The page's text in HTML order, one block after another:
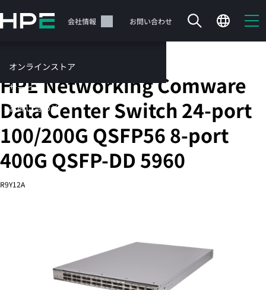
イ
テ
ツ
ッ
す
サポート 会社情報 お問い合わせ
オンラインストア
サービス
お問い合わせ
カートは空です
固定ポートL3管理型Ethernetスイッチ
HPE Networking Comware
Data Center Switch 24-port
100/200G QSFP56 8-port
400G QSFP-DD 5960
R9Y12A